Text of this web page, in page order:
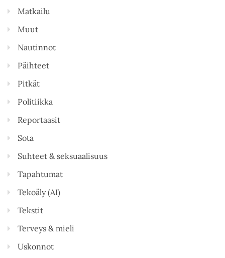
Matkailu
Muut
Nautinnot
Päihteet
Pitkät
Politiikka
Reportaasit
Sota
Suhteet & seksuaalisuus
Tapahtumat
Tekoäly (AI)
Tekstit
Terveys & mieli
Uskonnot